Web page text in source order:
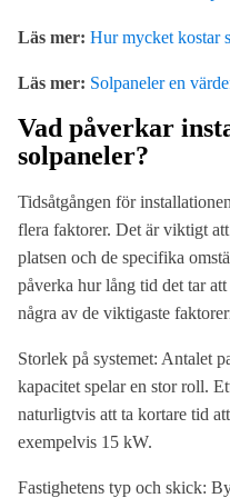
Läs mer: Hur mycket kostar
Läs mer: Solpaneler en
Vad påverkar
solpaneler?
Tidsåtgången för
flera faktorer. Det är viktigt
platsen och de specifika
påverka hur lång tid det tar
några av de viktigaste
Storlek på systemet: Antalet
kapacitet spelar en stor roll.
naturligtvis att ta kortare tid
exempelvis 15 kW.
Fastighetens typ och skick: